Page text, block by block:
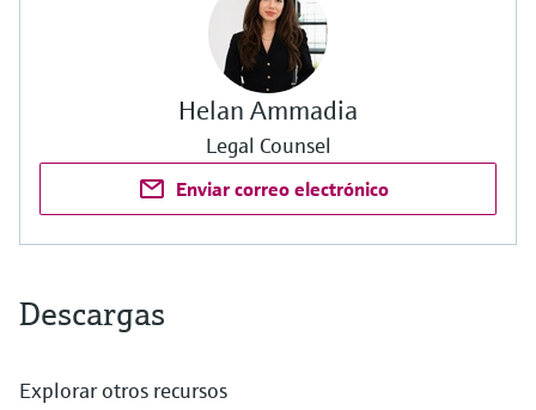
Helan Ammadia
Legal Counsel
Enviar correo electrónico
Descargas
Explorar otros recursos